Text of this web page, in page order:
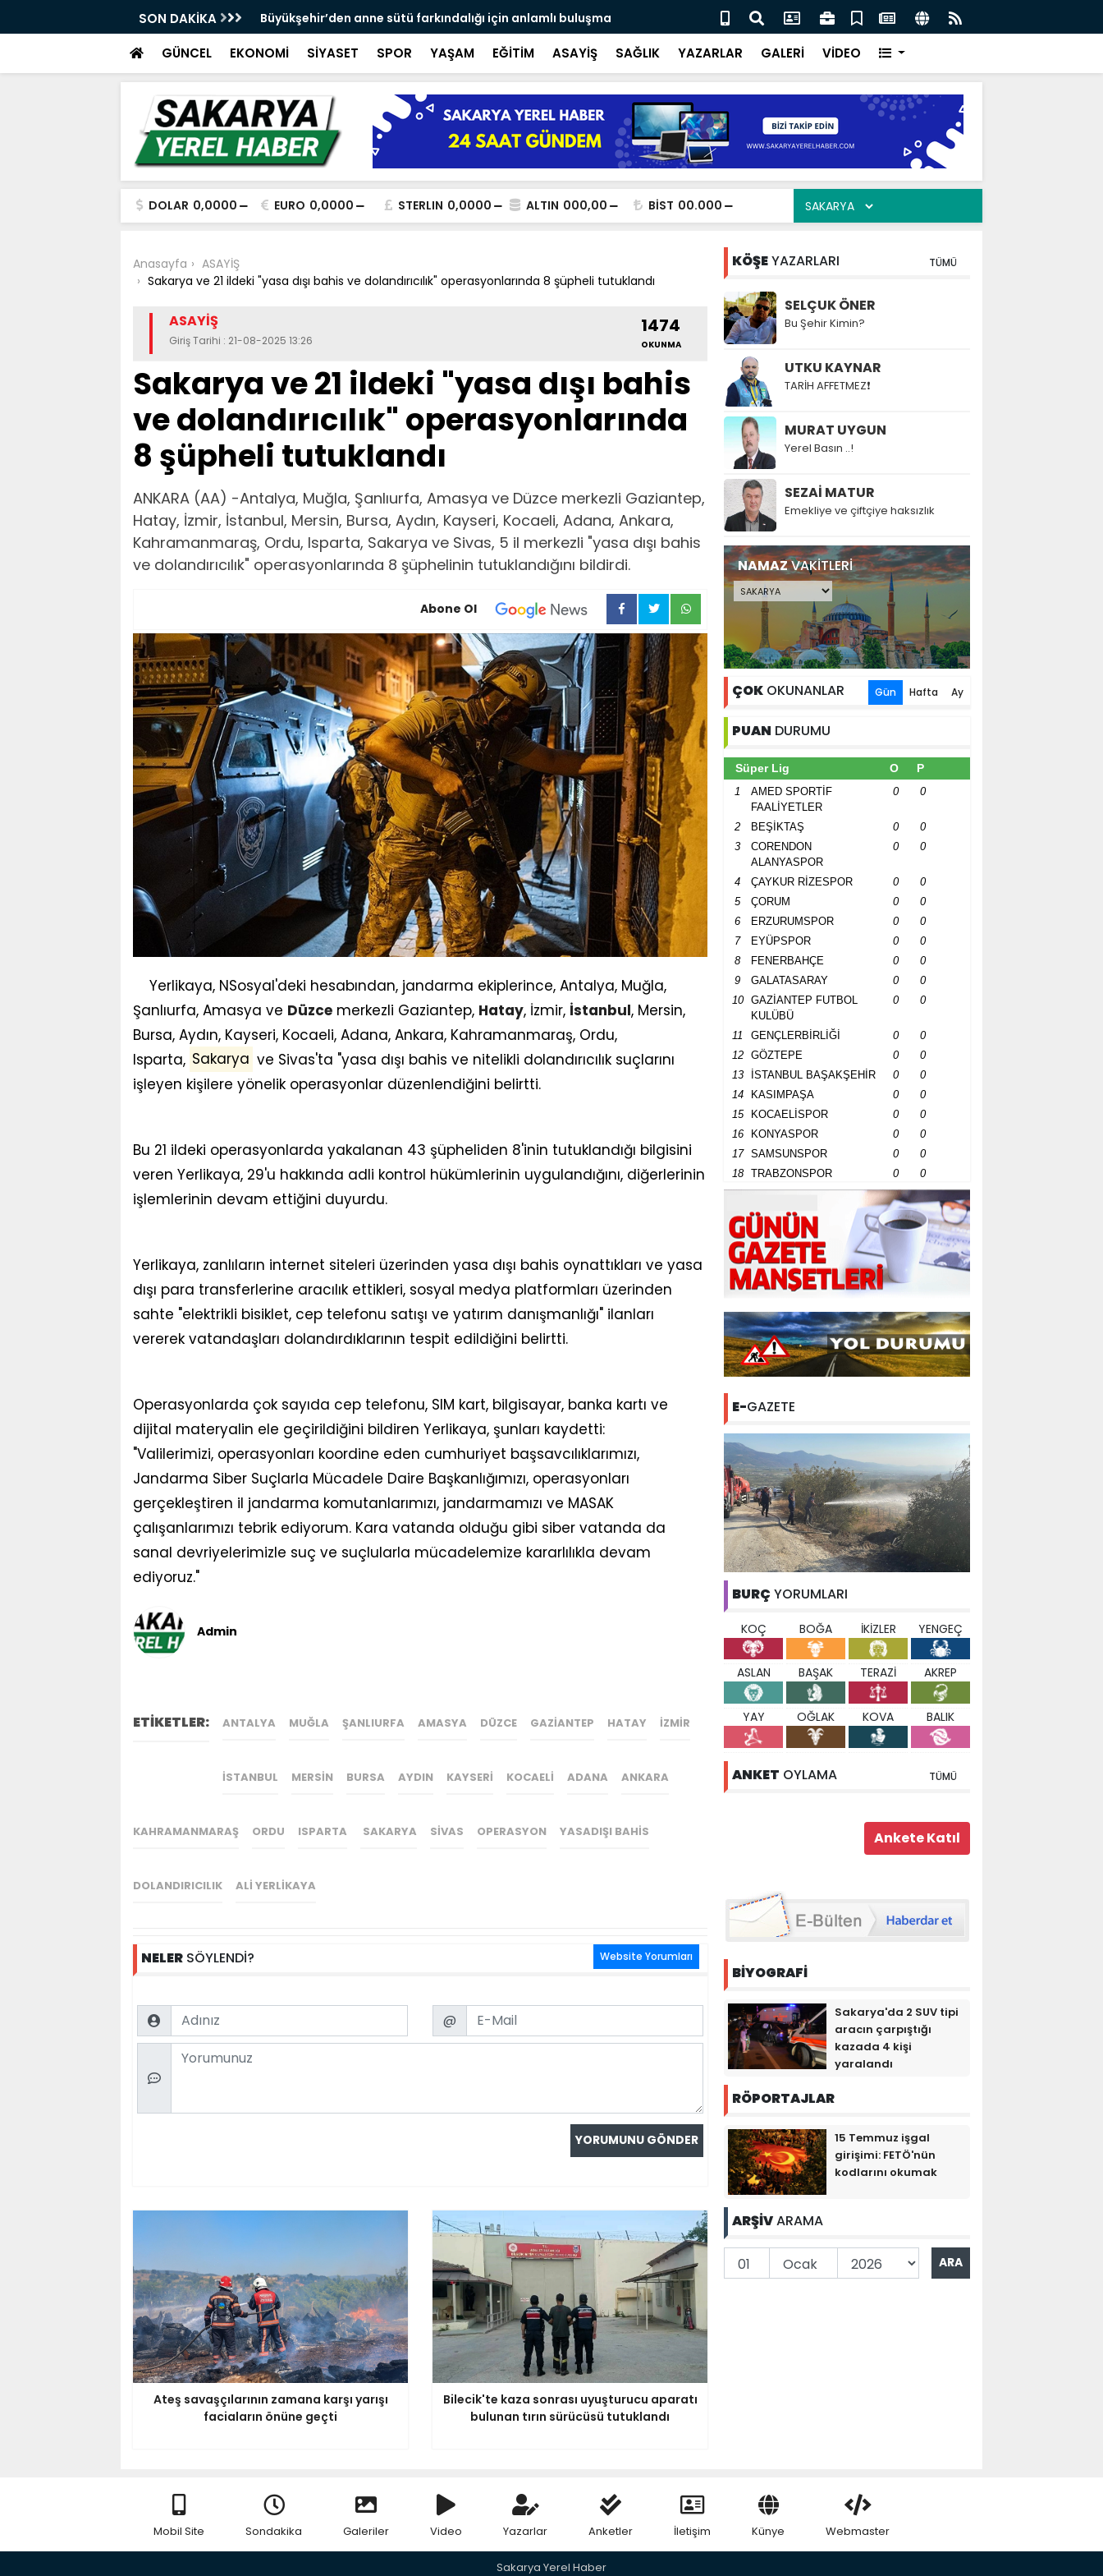
SON DAKİKA
ve spor yatırımlarını hayata geçirmeye Büyükşehir’den anne sütü farkındalığı için anlamlı buluşma Ateş savaşçılarının zamana karşı yarışı faciaların önüne geçti
GÜNCEL EKONOMİ SİYASET SPOR YAŞAM EĞİTİM ASAYİŞ SAĞLIK YAZARLAR GALERİ VİDEO
DOLAR 0,0000 EURO 0,0000 STERLIN 0,0000 ALTIN 000,00 BİST 00.000
Anasayfa
ASAYİŞ
Sakarya ve 21 ildeki "yasa dışı bahis ve dolandırıcılık" operasyonlarında 8 şüpheli tutuklandı
ASAYİŞ
Giriş Tarihi : 21-08-2025 13:26
1474
OKUNMA
Sakarya ve 21 ildeki "yasa dışı bahis
ve dolandırıcılık" operasyonlarında
8 şüpheli tutuklandı
ANKARA (AA) -Antalya, Muğla, Şanlıurfa, Amasya ve Düzce merkezli Gaziantep,
Hatay, İzmir, İstanbul, Mersin, Bursa, Aydın, Kayseri, Kocaeli, Adana, Ankara,
Kahramanmaraş, Ordu, Isparta, Sakarya ve Sivas, 5 il merkezli "yasa dışı bahis
ve dolandırıcılık" operasyonlarında 8 şüphelinin tutuklandığını bildirdi.
Abone Ol
Yerlikaya, NSosyal'deki hesabından, jandarma ekiplerince, Antalya, Muğla,
Şanlıurfa, Amasya ve Düzce merkezli Gaziantep, Hatay, İzmir, İstanbul, Mersin,
Bursa, Aydın, Kayseri, Kocaeli, Adana, Ankara, Kahramanmaraş, Ordu,
Isparta, Sakarya ve Sivas'ta "yasa dışı bahis ve nitelikli dolandırıcılık suçlarını
işleyen kişilere yönelik operasyonlar düzenlendiğini belirtti.
Bu 21 ildeki operasyonlarda yakalanan 43 şüpheliden 8'inin tutuklandığı bilgisini
veren Yerlikaya, 29'u hakkında adli kontrol hükümlerinin uygulandığını, diğerlerinin
işlemlerinin devam ettiğini duyurdu.
Yerlikaya, zanlıların internet siteleri üzerinden yasa dışı bahis oynattıkları ve yasa
dışı para transferlerine aracılık ettikleri, sosyal medya platformları üzerinden
sahte "elektrikli bisiklet, cep telefonu satışı ve yatırım danışmanlığı" ilanları
vererek vatandaşları dolandırdıklarının tespit edildiğini belirtti.
Operasyonlarda çok sayıda cep telefonu, SIM kart, bilgisayar, banka kartı ve
dijital materyalin ele geçirildiğini bildiren Yerlikaya, şunları kaydetti:
"Valilerimizi, operasyonları koordine eden cumhuriyet başsavcılıklarımızı,
Jandarma Siber Suçlarla Mücadele Daire Başkanlığımızı, operasyonları
gerçekleştiren il jandarma komutanlarımızı, jandarmamızı ve MASAK
çalışanlarımızı tebrik ediyorum. Kara vatanda olduğu gibi siber vatanda da
sanal devriyelerimizle suç ve suçlularla mücadelemize kararlılıkla devam
ediyoruz."
Admin
ETİKETLER: ANTALYA MUĞLA ŞANLIURFA AMASYA DÜZCE GAZIANTEP HATAY İZMIR
İSTANBUL MERSIN BURSA AYDIN KAYSERI KOCAELI ADANA ANKARA
KAHRAMANMARAŞ ORDU ISPARTA SAKARYA SIVAS OPERASYON YASADIŞI BAHIS
DOLANDIRICILIK ALI YERLIKAYA
NELER SÖYLENDİ? Website Yorumları
Name Email
@
Comment
Ateş savaşçılarının zamana karşı yarışı
faciaların önüne geçti
Bilecik'te kaza sonrası uyuşturucu aparatı
bulunan tırın sürücüsü tutuklandı
KÖŞEYAZARLARI TÜMÜ
SELÇUK ÖNER
Bu Şehir Kimin?
UTKU KAYNAR
TARİH AFFETMEZ❗
MURAT UYGUN
Yerel Basın ..!
SEZAİ MATUR
Emekliye ve çiftçiye haksızlık
NAMAZVAKİTLERİ
ÇOK OKUNANLAR Gün Hafta Ay
PUAN DURUMU
Süper Lig O P
1
AMED SPORTİF
FAALİYETLER
0 0
2 BEŞİKTAŞ 0
0
3
CORENDON
ALANYASPOR
0 0
4 ÇAYKUR RİZESPOR 0
0
5
ÇORUM 0
0
6
ERZURUMSPOR 0
0
7
EYÜPSPOR 0
0
8
FENERBAHÇE 0
0
9
GALATASARAY 0
0
10
GAZİANTEP FUTBOL
KULÜBÜ
0 0
11 GENÇLERBİRLİĞİ 0
0
12
GÖZTEPE 0
0
13
İSTANBUL BAŞAKŞEHİR 0
0
14
KASIMPAŞA 0
0
15
KOCAELİSPOR 0
0
16
KONYASPOR 0
0
17
SAMSUNSPOR 0
0
18
TRABZONSPOR 0 0
E-GAZETE
BURÇ YORUMLARI
KOÇ BOĞA İKİZLER YENGEÇ
ASLAN BAŞAK TERAZİ AKREP
YAY OĞLAK KOVA BALIK
ANKET OYLAMA TÜMÜ
BİYOGRAFİ
Sakarya'da 2 SUV tipi
aracın çarpıştığı
kazada 4 kişi
yaralandı
RÖPORTAJLAR
15 Temmuz işgal
girişimi: FETÖ'nün
kodlarını okumak
ARŞİVARAMA
Mobil Site Sondakika Galeriler Video Yazarlar Anketler İletişim Künye Webmaster
Sakarya Yerel Haber